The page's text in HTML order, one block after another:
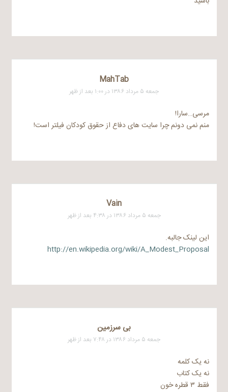
MahTab
جمعه ۵ مرداد ۱۳۸۶ در ۱:۰۰ بعد از ظهر
مرسی…سارا!
منم نمی دونم چرا سایت های دفاع از حقوق کودکان فیلتر است!
Vain
جمعه ۵ مرداد ۱۳۸۶ در ۴:۳۸ بعد از ظهر
این لینک جالبه.
http://en.wikipedia.org/wiki/A_Modest_Proposal
بی سرزمین
جمعه ۵ مرداد ۱۳۸۶ در ۷:۴۸ بعد از ظهر
نه یک کلمه
نه یک کتاب
فقط ۳ قطره خون